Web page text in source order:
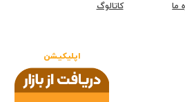
ما
کاتالوگ
اپلیکیشن